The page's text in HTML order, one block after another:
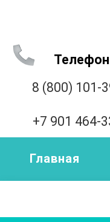
8 (800) 101-
+7 901 464-
Главная